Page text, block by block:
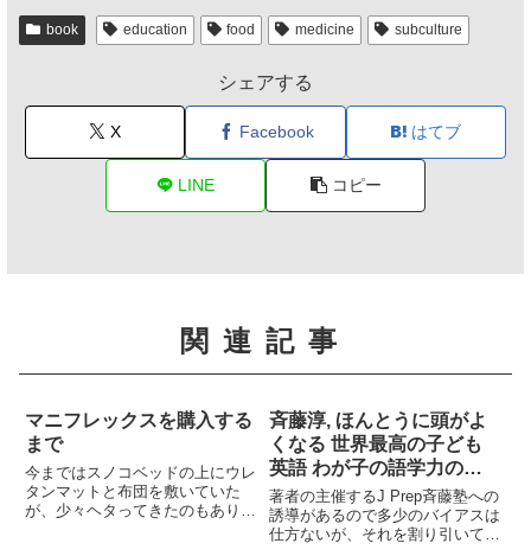
book education food medicine subculture
シェアする
X Facebook はてブ
LINE コピー
関連記事
マニフレックスを購入する
まで
今まではスノコベッドの上にウレ
タンマットと布団を敷いていた
が、少々ヘタってきたのもあり、
斉藤淳, ほんとうに頭がよ
くなる 世界最高の子ども
英語 わが子の語学力のた
めに親ができること全て!
著者の主催するJ Prep斉藤塾への
誘導があるので多少のバイアスは
仕方ないが、それを割り引いて読